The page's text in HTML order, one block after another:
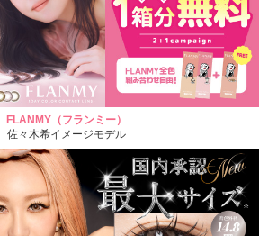
FLANMY（フランミー）
佐々木希イメージモデル